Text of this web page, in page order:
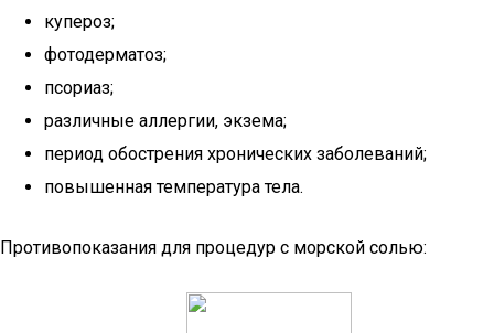
купероз;
фотодерматоз;
псориаз;
различные аллергии, экзема;
период обострения хронических заболеваний;
повышенная температура тела.
Противопоказания для процедур с морской солью: